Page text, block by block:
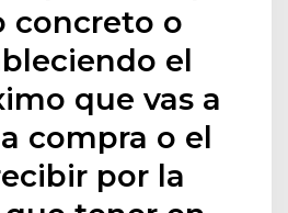
concreto o
el
que vas a
compra o el
por la